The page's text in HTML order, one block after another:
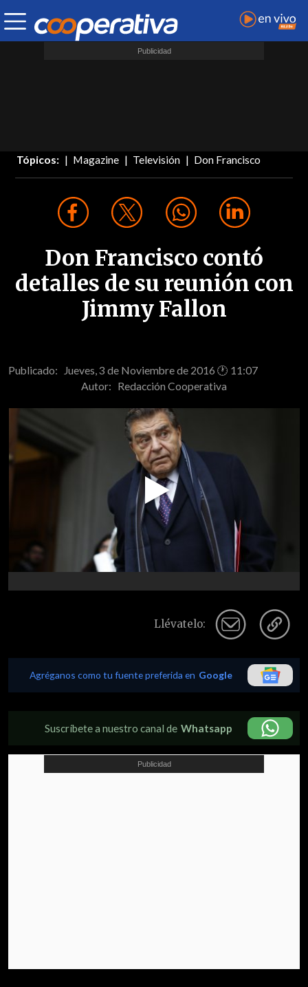
Tópicos: Magazine Televisión Don Francisco
Don Francisco contó
detalles de su reunión con
Jimmy Fallon
Publicado: Jueves, 3 de Noviembre de 2016 🕐 11:07
Autor: Redacción Cooperativa
Play
Video
Llévatelo:
Agréganos como tu fuente preferida en Google
Suscríbete a nuestro canal de Whatsapp